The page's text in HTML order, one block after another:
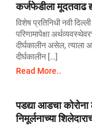
कर्जफेडीला मूदतवाढ
विशेष प्रतिनिधी नवी
परिणामापेक्षा
दीर्घकालीन असेल, त्याला
दीर्घकालीन […]
Read More..
पडद्या आडचा कोरोना
निमूर्लनाच्या